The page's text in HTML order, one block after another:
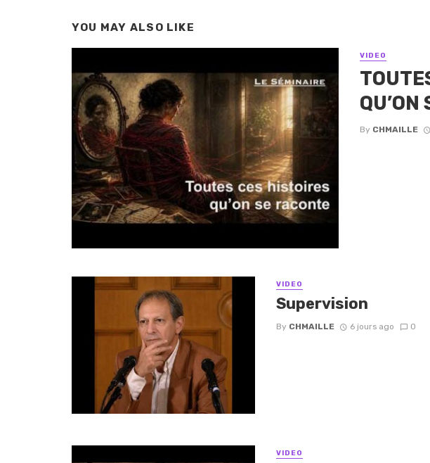
YOU MAY ALSO LIKE
VIDEO
QU’ON
By CHMAILLE
VIDEO
Supervision
By CHMAILLE 6 jours ago 0
VIDEO